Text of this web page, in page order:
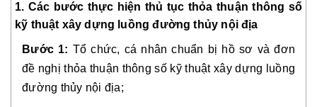
1. Các bước thực hiện thủ tục thỏa thuận thông số
kỹ thuật xây dựng luồng đường thủy nội địa
Bước 1: Tổ chức, cá nhân chuẩn bị hồ sơ và đơn
đề nghị thỏa thuận thông số kỹ thuật xây dựng luồng
đường thủy nội địa;